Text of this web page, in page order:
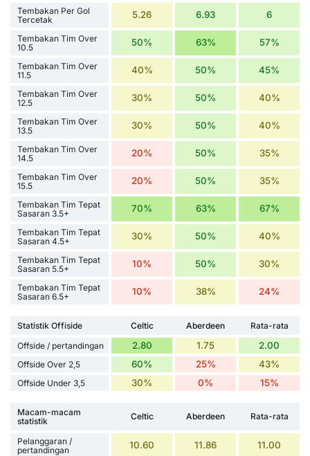
Tembakan Per Gol
Tercetak
5.26 6.93 6
Tembakan Tim Over
10.5
50% 63% 57%
Tembakan Tim Over
11.5
40% 50% 45%
Tembakan Tim Over
12.5
30% 50% 40%
Tembakan Tim Over
13.5
30% 50% 40%
Tembakan Tim Over
14.5
20% 50% 35%
Tembakan Tim Over
15.5
20% 50% 35%
Tembakan Tim Tepat
Sasaran 3.5+
70% 63% 67%
Tembakan Tim Tepat
Sasaran 4.5+
30% 50% 40%
Tembakan Tim Tepat
Sasaran 5.5+
10% 50% 30%
Tembakan Tim Tepat
Sasaran 6.5+
10% 38% 24%
Statistik Offiside Celtic Aberdeen
Rata-rata
Offside / pertandingan
2.80 1.75 2.00
Offside Over 2,5 60% 25% 43%
Offside Under 3,5 30% 0% 15%
Macam-macam
statistik
Celtic Aberdeen Rata-rata
Pelanggaran /
pertandingan
10.60 11.86 11.00